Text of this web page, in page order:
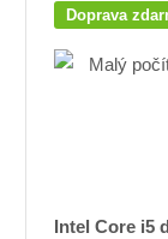
Doprava
Intel Core i5